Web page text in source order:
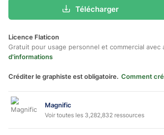
Télécharger
Licence Flaticon
Gratuit pour usage personnel et commercial avec
d'informations
Créditer le graphiste est obligatoire. Comment
Magnific
Voir toutes les 3,282,832 ressources